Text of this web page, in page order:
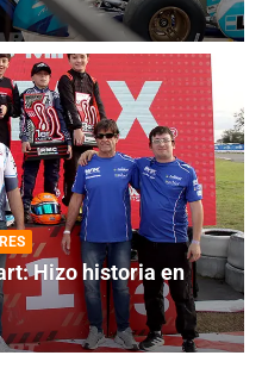
Hizo historia en